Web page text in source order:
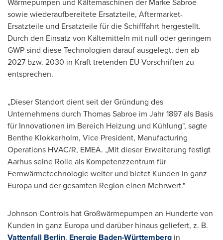
sowie wiederaufbereitete Ersatzteile, Aftermarket-
Ersatzteile und Ersatzteile für die Schifffahrt hergestellt.
Durch den Einsatz von Kältemitteln mit null oder geringem
GWP sind diese Technologien darauf ausgelegt, den ab
2027 bzw. 2030 in Kraft tretenden EU-Vorschriften zu
entsprechen.
„Dieser Standort dient seit der Gründung des
Unternehmens durch Thomas Sabroe im Jahr 1897 als Basis
für Innovationen im Bereich Heizung und Kühlung", sagte
Benthe Klokkerholm, Vice President, Manufacturing
Operations HVAC/R, EMEA. „Mit dieser Erweiterung festigt
Aarhus seine Rolle als Kompetenzzentrum für
Fernwärmetechnologie weiter und bietet Kunden in ganz
Europa und der gesamten Region einen Mehrwert."
Johnson Controls hat Großwärmepumpen an Hunderte von
Kunden in ganz Europa und darüber hinaus geliefert, z. B.
Vattenfall Berlin, Energie Baden-Württemberg in